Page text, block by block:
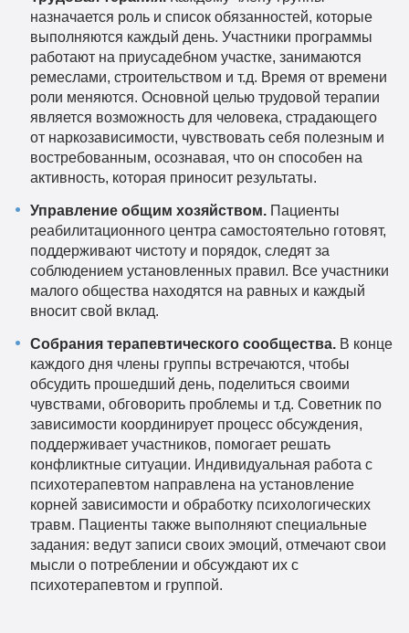
назначается роль и список обязанностей, которые
выполняются каждый день. Участники программы
работают на приусадебном участке, занимаются
ремеслами, строительством и т.д. Время от времени
роли меняются. Основной целью трудовой терапии
является возможность для человека, страдающего
от наркозависимости, чувствовать себя полезным и
востребованным, осознавая, что он способен на
активность, которая приносит результаты.
Управление общим хозяйством. Пациенты
реабилитационного центра самостоятельно готовят,
поддерживают чистоту и порядок, следят за
соблюдением установленных правил. Все участники
малого общества находятся на равных и каждый
вносит свой вклад.
Собрания терапевтического сообщества. В конце
каждого дня члены группы встречаются, чтобы
обсудить прошедший день, поделиться своими
чувствами, обговорить проблемы и т.д. Советник по
зависимости координирует процесс обсуждения,
поддерживает участников, помогает решать
конфликтные ситуации. Индивидуальная работа с
психотерапевтом направлена на установление
корней зависимости и обработку психологических
травм. Пациенты также выполняют специальные
задания: ведут записи своих эмоций, отмечают свои
мысли о потреблении и обсуждают их с
психотерапевтом и группой.